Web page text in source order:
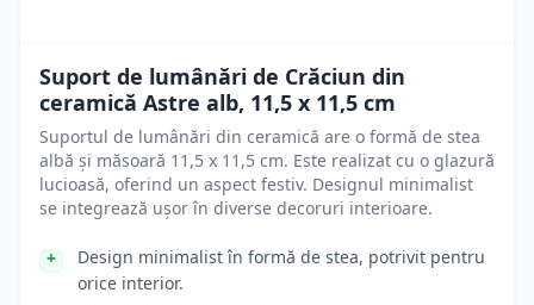
Suport de lumânări de Crăciun din
ceramică Astre alb, 11,5 x 11,5 cm
Suportul de lumânări din ceramică are o formă de stea
albă și măsoară 11,5 x 11,5 cm. Este realizat cu o glazură
lucioasă, oferind un aspect festiv. Designul minimalist
se integrează ușor în diverse decoruri interioare.
Design minimalist în formă de stea, potrivit pentru
orice interior.